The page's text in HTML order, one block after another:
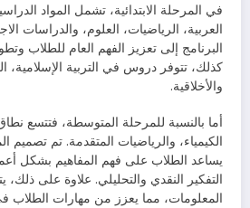
في المرحلة الابتدائية، تشمل المواد
العربية، الرياضيات، العلوم، والدراسات
البرنامج إلى تعزيز الفهم العام للطلاب
كذلك، تتوفر دروس في التربية الإسلامية،
والأخلاقية.
أما بالنسبة للمرحلة المتوسطة، فتتسع
الكيمياء، والرياضيات المتقدمة. تم تصميم
يساعد الطلاب على فهم المفاهيم بشكل
التفكير النقدي والتحليلي. علاوة على ذلك،
المعلومات، مما يعزز من مهارات الطلاب